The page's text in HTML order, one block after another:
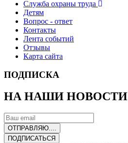
Служба охраны труда
Детям
Вопрос - ответ
Контакты
Лента событий
Отзывы
Карта сайта
ПОДПИСКА
НА НАШИ НОВОСТИ
ОТПРАВЛЯЮ....
ПОДПИСАТЬСЯ